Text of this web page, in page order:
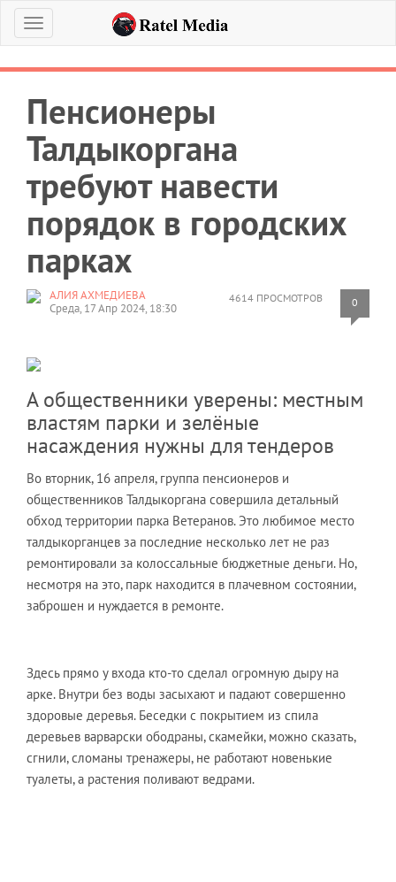
Меню
Пенсионеры
Талдыкоргана
требуют навести
порядок в городских
парках
4614 ПРОСМОТРОВ 0
АЛИЯ АХМЕДИЕВА
Среда, 17 Апр 2024, 18:30
А общественники уверены: местным
властям парки и зелёные
насаждения нужны для тендеров
Во вторник, 16 апреля, группа пенсионеров и
общественников Талдыкоргана совершила детальный
обход территории парка Ветеранов. Это любимое место
талдыкорганцев за последние несколько лет не раз
ремонтировали за колоссальные бюджетные деньги. Но,
несмотря на это, парк находится в плачевном состоянии,
заброшен и нуждается в ремонте.
Здесь прямо у входа кто-то сделал огромную дыру на
арке. Внутри без воды засыхают и падают совершенно
здоровые деревья. Беседки с покрытием из спила
деревьев варварски ободраны, скамейки, можно сказать,
сгнили, сломаны тренажеры, не работают новенькие
туалеты, а растения поливают ведрами.